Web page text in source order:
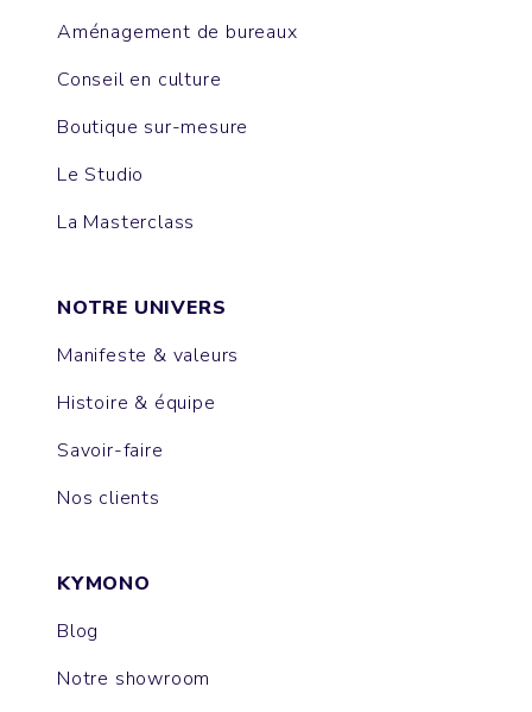
Aménagement de bureaux
Conseil en culture
Boutique sur-mesure
Le Studio
La Masterclass
NOTRE UNIVERS
Manifeste & valeurs
Histoire & équipe
Savoir-faire
Nos clients
KYMONO
Blog
Notre showroom